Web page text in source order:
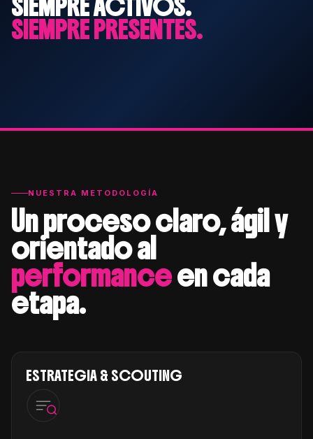
SIEMPRE ACTIVOS.
SIEMPRE PRESENTES.
NUESTRA METODOLOGÍA
Un proceso claro, ágil y
orientado al
performanceen cada
etapa.
ESTRATEGIA & SCOUTING